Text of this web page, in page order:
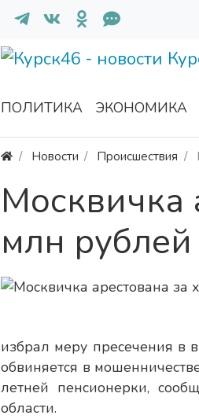
ПОЛИТИКА ЭКОНОМИКА
Новости Происшествия
Москвичка
млн
избрал меру пресечения в
обвиняется в
летней пенсионерки,
области.